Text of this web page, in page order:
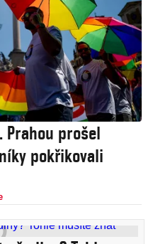
Prahou prošel
pokřikovali